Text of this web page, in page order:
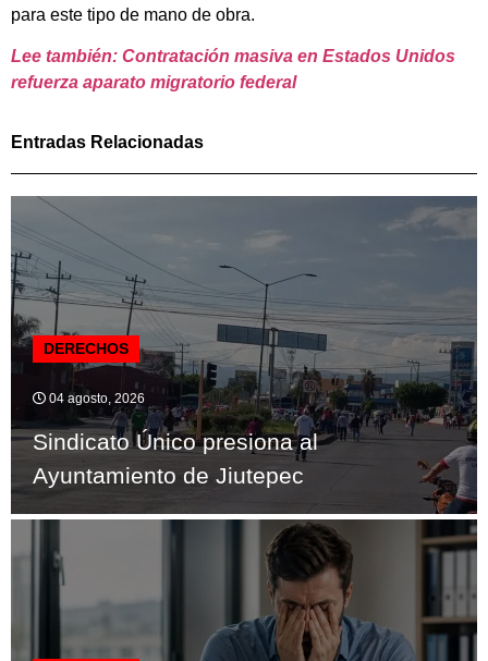
para este tipo de mano de obra.
Lee también: Contratación masiva en Estados Unidos
refuerza aparato migratorio federal
Entradas Relacionadas
DERECHOS
04 agosto, 2026
Sindicato Único presiona al
Ayuntamiento de Jiutepec